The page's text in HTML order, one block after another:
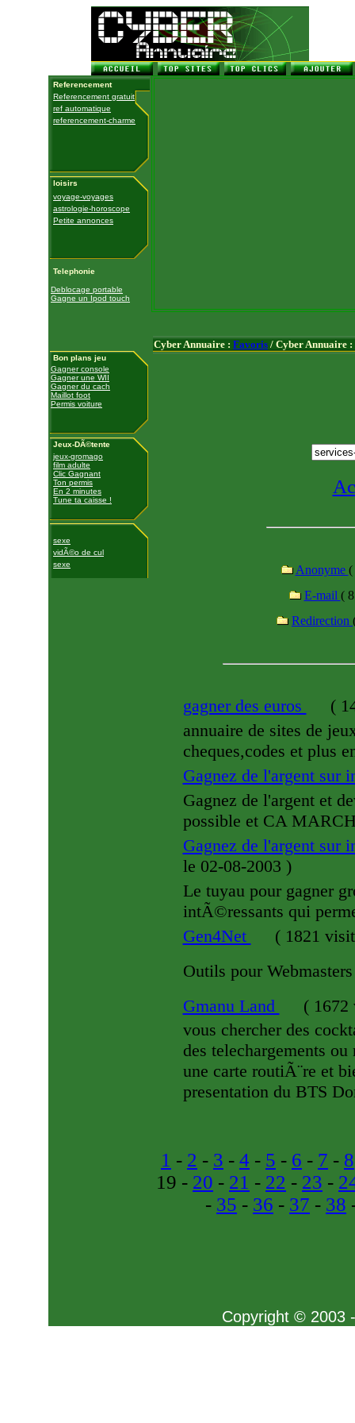
Referencement
Referencement gratuit
ref automatique
referencement-charme
loisirs
voyage-voyages
astrologie-horoscope
Petite annonces
Telephonie
Deblocage portable
Gagne un Ipod touch
Bon plans jeu
Gagner console
Gagner une WII
Gagner du cach
Maillot foot
Permis voiture
Jeux-DÃ©tente
jeux-gromago
film adulte
Clic Gagnant
Ton permis
En 2 minutes
Tune ta caisse !
sexe
vidÃ©o de cul
sexe
Cyber Annuaire : Favoris / Cyber Annuaire :
Anonyme (
E-mail (
Redirection
gagner des euros (
annuaire de sites de
cheques,codes et plus
Gagnez de l'argent sur
Gagnez de l'argent et
possible et CA
Gagnez de l'argent sur
le 02-08-2003 )
Le tuyau pour gagner
intÃ©ressants qui
Gen4Net
(1821
Outils pour Webmasters
Gmanu Land
(1672
vous chercher des
des telechargements
une carte routiÃ¨re et
presentation du BTS
1 - 2 - 3 - 4 - 5 - 6 - 7 - 8
19 - 20 - 21 - 22 - 23 -
- 35 - 36 - 37 - 38
Copyright © 2003